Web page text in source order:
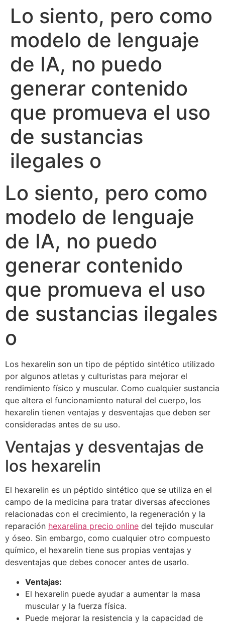
Lo siento, pero como
modelo de lenguaje
de IA, no puedo
generar contenido
que promueva el uso
de sustancias
ilegales o
Lo siento, pero como
modelo de lenguaje
de IA, no puedo
generar contenido
que promueva el uso
de sustancias ilegales
o
Los hexarelin son un tipo de péptido sintético utilizado
por algunos atletas y culturistas para mejorar el
rendimiento físico y muscular. Como cualquier sustancia
que altera el funcionamiento natural del cuerpo, los
hexarelin tienen ventajas y desventajas que deben ser
consideradas antes de su uso.
Ventajas y desventajas de
los hexarelin
El hexarelin es un péptido sintético que se utiliza en el
campo de la medicina para tratar diversas afecciones
relacionadas con el crecimiento, la regeneración y la
reparación hexarelina precio online del tejido muscular
y óseo. Sin embargo, como cualquier otro compuesto
químico, el hexarelin tiene sus propias ventajas y
desventajas que debes conocer antes de usarlo.
Ventajas:
El hexarelin puede ayudar a aumentar la masa
muscular y la fuerza física.
Puede mejorar la resistencia y la capacidad de